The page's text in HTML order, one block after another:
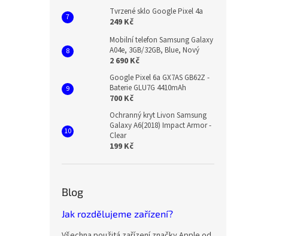
Tvrzené sklo Google Pixel 4a
249 Kč
Mobilní telefon Samsung Galaxy
A04e, 3GB/32GB, Blue, Nový
2 690 Kč
Google Pixel 6a GX7AS GB62Z -
Baterie GLU7G 4410mAh
700 Kč
Ochranný kryt Livon Samsung
Galaxy A6(2018) Impact Armor -
Clear
199 Kč
Blog
Jak rozdělujeme zařízení?